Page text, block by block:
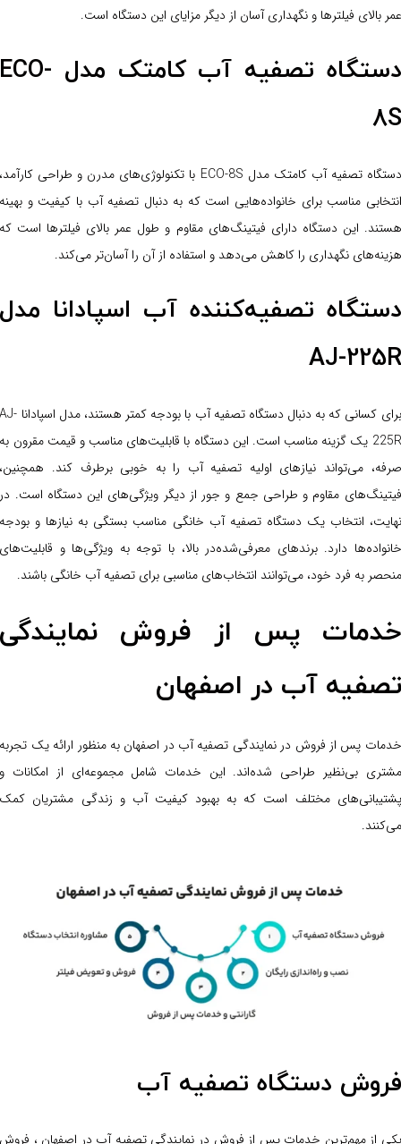
عمر بالای فیلترها و نگهداری آسان از دیگر مزایای این دستگاه است.
دستگاه تصفیه آب کامتک مدل ECO-
8S
دستگاه تصفیه آب کامتک مدل ECO-8S با تکنولوژی‌های مدرن و طراحی کارآمد،
انتخابی مناسب برای خانواده‌هایی است که به دنبال تصفیه آب با کیفیت و بهینه
هستند. این دستگاه دارای فیتینگ‌های مقاوم و طول عمر بالای فیلترها است که
هزینه‌های نگهداری را کاهش می‌دهد و استفاده از آن را آسان‌تر می‌کند.
دستگاه تصفیه‌کننده آب اسپادانا مدل
AJ-225R
برای کسانی که به دنبال دستگاه تصفیه آب با بودجه کمتر هستند، مدل اسپادانا AJ-
225R یک گزینه مناسب است. این دستگاه با قابلیت‌های مناسب و قیمت مقرون به
صرفه، می‌تواند نیازهای اولیه تصفیه آب را به خوبی برطرف کند. همچنین،
فیتینگ‌های مقاوم و طراحی جمع و جور از دیگر ویژگی‌های این دستگاه است. در
نهایت، انتخاب یک دستگاه تصفیه آب خانگی مناسب بستگی به نیازها و بودجه
خانواده‌ها دارد. برندهای معرفی‌شده‌در بالا، با توجه به ویژگی‌ها و قابلیت‌های
منحصر به فرد خود، می‌توانند انتخاب‌های مناسبی برای تصفیه آب خانگی باشند.
خدمات پس از فروش نمایندگی
تصفیه آب در اصفهان
خدمات پس از فروش در نمایندگی تصفیه آب در اصفهان به منظور ارائه یک تجربه
مشتری بی‌نظیر طراحی شده‌اند. این خدمات شامل مجموعه‌ای از امکانات و
پشتیبانی‌های مختلف است که به بهبود کیفیت آب و زندگی مشتریان کمک
می‌کنند.
فروش دستگاه تصفیه آب
یکی از مهم‌ترین خدمات پس از فروش در نمایندگی تصفیه آب در اصفهان ، فروش